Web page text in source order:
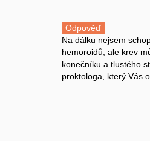
Odpověď
Na dálku nejsem
hemoroidů, ale krev
konečníku a tlustého
proktologa, který Vás